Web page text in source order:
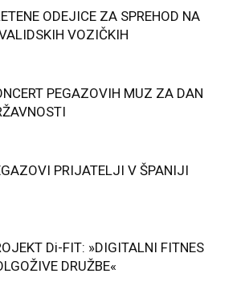
ODEJICE ZA SPREHOD NA
VOZIČKIH
PEGAZOVIH MUZ ZA DAN
PRIJATELJI V ŠPANIJI
Di-FIT: »DIGITALNI FITNES
DRUŽBE«